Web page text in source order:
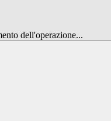
dell'operazione...